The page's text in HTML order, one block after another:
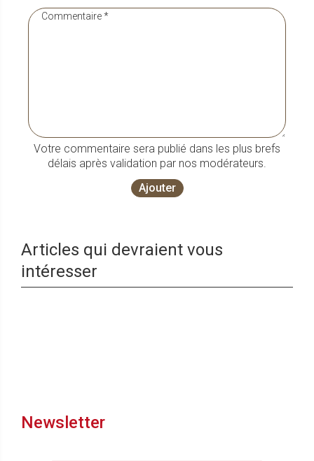
Votre commentaire sera publié dans les plus brefs
délais après validation par nos modérateurs.
Ajouter
Articles qui devraient vous
intéresser
Newsletter